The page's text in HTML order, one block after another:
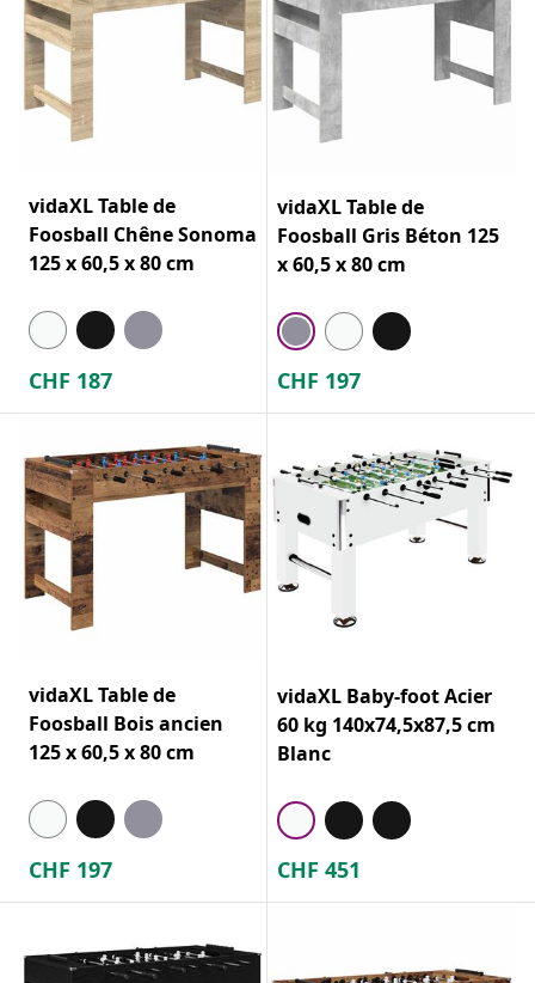
vidaXL Table de
Foosball Chêne Sonoma
125 x 60,5 x 80 cm
CHF 187
vidaXL Table de
Foosball Gris Béton 125
x 60,5 x 80 cm
CHF 197
vidaXL Table de
Foosball Bois ancien
125 x 60,5 x 80 cm
CHF 197
vidaXL Baby-foot Acier
60 kg 140x74,5x87,5 cm
Blanc
CHF 451